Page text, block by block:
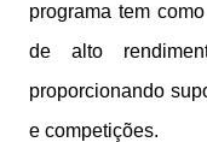
programa tem
de alto
proporcionando
e competições.